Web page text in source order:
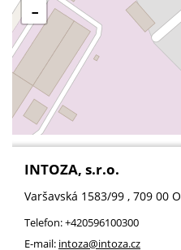
−
INTOZA, s.r.o.
Varšavská 1583/99 , 709 00
Telefon:+420596100300
E-mail: intoza@intoza.cz